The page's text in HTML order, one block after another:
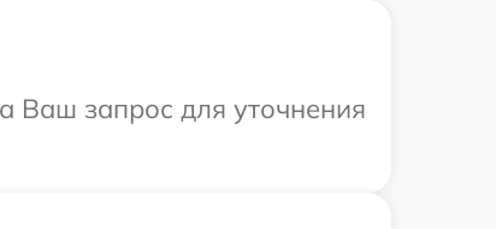
Ваш запрос для уточнения